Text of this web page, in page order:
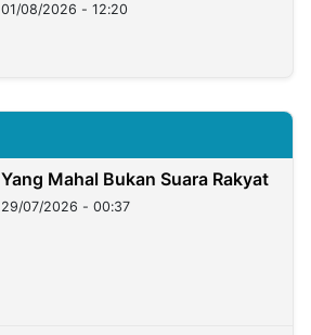
01/08/2026 - 12:20
Yang Mahal Bukan Suara Rakyat
29/07/2026 - 00:37